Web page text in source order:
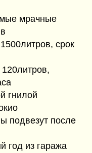
мрачные
срок
гнилой
подвезут после
год из гаража